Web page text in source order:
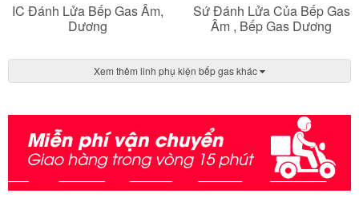
IC Đánh Lửa Bếp Gas Âm,
Dương
Sứ Đánh Lửa Của Bếp Gas
Âm , Bếp Gas Dương
Xem thêm linh phụ kiện bếp gas khác